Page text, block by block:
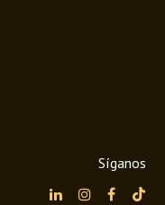
Síganos